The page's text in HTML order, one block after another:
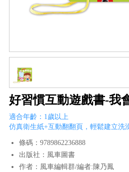
好習慣互動遊戲書-我
適合年齡：1歲以上
仿真衛生紙+互動翻翻頁，輕鬆建立洗
條碼：9789862236888
出版社：風車圖書
作者：風車編輯群/編者:陳乃鳳